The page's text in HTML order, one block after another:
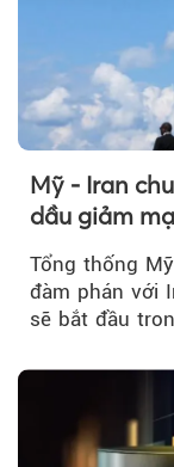
Mỹ - Iran
dầu giảm
Tổng thống
đàm phán với
sẽ bắt đầu